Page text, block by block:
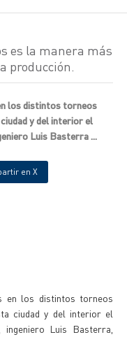
es la manera más
producción.
los distintos torneos
y del interior el
Luis Basterra ...
en X
en los distintos torneos
ciudad y del interior el
Luis Basterra,